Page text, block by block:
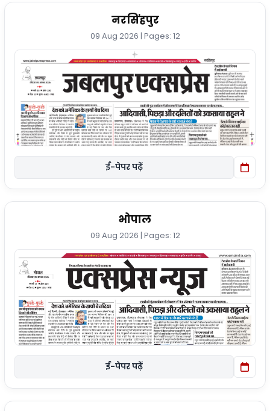
नरसिंहपुर
09 Aug 2026 | Pages: 12
ई-पेपर पढ़ें
भोपाल
09 Aug 2026 | Pages: 12
ई-पेपर पढ़ें